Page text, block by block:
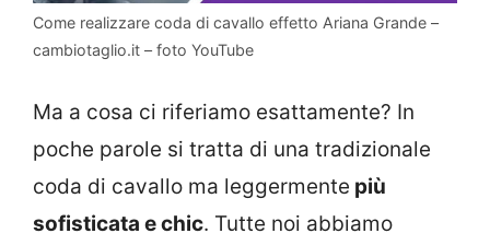
Come realizzare coda di cavallo effetto Ariana Grande –
cambiotaglio.it – foto YouTube
Ma a cosa ci riferiamo esattamente? In
poche parole si tratta di una tradizionale
coda di cavallo ma leggermente più
sofisticata e chic. Tutte noi abbiamo